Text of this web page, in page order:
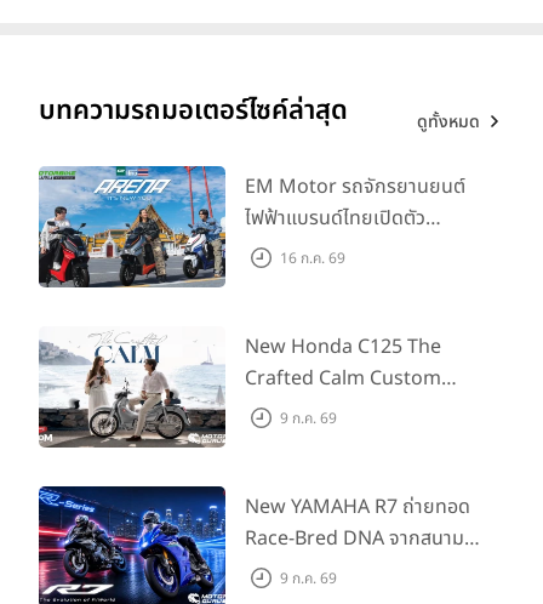
บทความรถมอเตอร์ไซค์ล่าสุด ดูทั้งหมด
EM Motor รถจักรยานยนต์
ไฟฟ้าแบรนด์ไทยเปิดตัว
ARENA ที่มาในราคาพิเศษ
555 คันแรกรับฟรี Adapter
Type2 ฟรี
16 ก.ค. 69
New Honda C125 The
Crafted Calm Custom
Edition ถ่ายทอดความคลาสสิ
House Flagship Store ทั่ว
ประเทศ
9 ก.ค. 69
New YAMAHA R7 ถ่ายทอด
Race-Bred DNA จากสนาม
แข่งสู่ซูเปอร์สปอร์ตคลาสกลาง
9 ก.ค. 69